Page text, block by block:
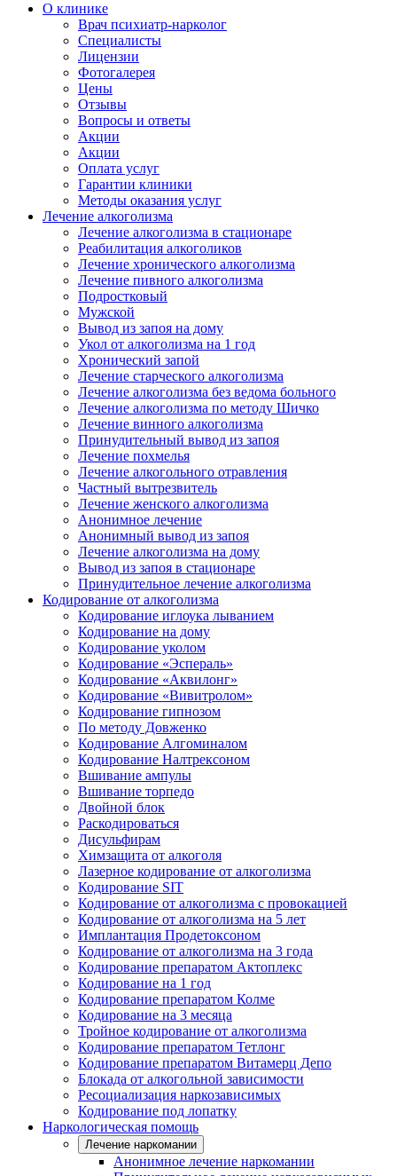
О клинике
Врач психиатр-нарколог
Специалисты
Лицензии
Фотогалерея
Цены
Отзывы
Вопросы и ответы
Акции
Акции
Оплата услуг
Гарантии клиники
Методы оказания услуг
Лечение алкоголизма
Лечение алкоголизма в стационаре
Реабилитация алкоголиков
Лечение хронического алкоголизма
Лечение пивного алкоголизма
Подростковый
Мужской
Вывод из запоя на дому
Укол от алкоголизма на 1 год
Хронический запой
Лечение старческого алкоголизма
Лечение алкоголизма без ведома больного
Лечение алкоголизма по методу Шичко
Лечение винного алкоголизма
Принудительный вывод из запоя
Лечение похмелья
Лечение алкогольного отравления
Частный вытрезвитель
Лечение женского алкоголизма
Анонимное лечение
Анонимный вывод из запоя
Лечение алкоголизма на дому
Вывод из запоя в стационаре
Принудительное лечение алкоголизма
Кодирование от алкоголизма
Кодирование иглоука лыванием
Кодирование на дому
Кодирование уколом
Кодирование «Эспераль»
Кодирование «Аквилонг»
Кодирование «Вивитролом»
Кодирование гипнозом
По методу Довженко
Кодирование Алгоминалом
Кодирование Налтрексоном
Вшивание ампулы
Вшивание торпедо
Двойной блок
Раскодироваться
Дисульфирам
Химзащита от алкоголя
Лазерное кодирование от алкоголизма
Кодирование SIT
Кодирование от алкоголизма с провокацией
Кодирование от алкоголизма на 5 лет
Имплантация Продетоксоном
Кодирование от алкоголизма на 3 года
Кодирование препаратом Актоплекс
Кодирование на 1 год
Кодирование препаратом Колме
Кодирование на 3 месяца
Тройное кодирование от алкоголизма
Кодирование препаратом Тетлонг
Кодирование препаратом Витамерц Депо
Блокада от алкогольной зависимости
Ресоциализация наркозависимых
Кодирование под лопатку
Наркологическая помощь
Лечение наркомании
Анонимное лечение наркомании